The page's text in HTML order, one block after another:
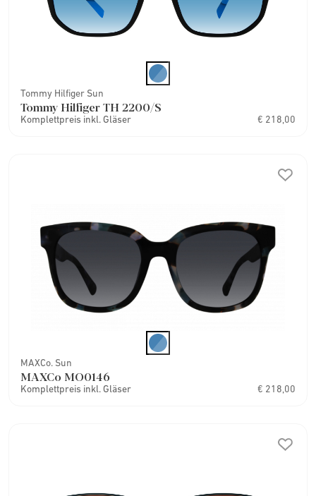
Tommy Hilfiger Sun
Tommy Hilfiger TH 2200/S
Komplettpreis inkl. Gläser € 218,00
MAXCo. Sun
MAXCo MO0146
Komplettpreis inkl. Gläser € 218,00